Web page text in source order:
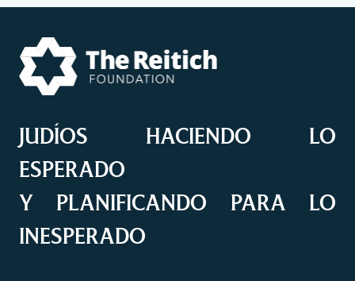
JUDÍOS HACIENDO LO
ESPERADO
Y PLANIFICANDO PARA LO
INESPERADO